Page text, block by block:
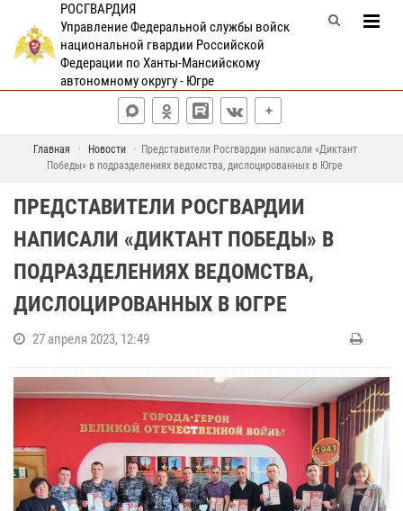
РОСГВАРДИЯ
Управление Федеральной службы войск
национальной гвардии Российской
Федерации по Ханты-Мансийскому
автономному округу - Югре
Главная Новости
Представители Росгвардии написали «Диктант
Победы» в подразделениях ведомства, дислоцированных в Югре
ПРЕДСТАВИТЕЛИ РОСГВАРДИИ
НАПИСАЛИ «ДИКТАНТ ПОБЕДЫ» В
ПОДРАЗДЕЛЕНИЯХ ВЕДОМСТВА,
ДИСЛОЦИРОВАННЫХ В ЮГРЕ
27 апреля 2023, 12:49